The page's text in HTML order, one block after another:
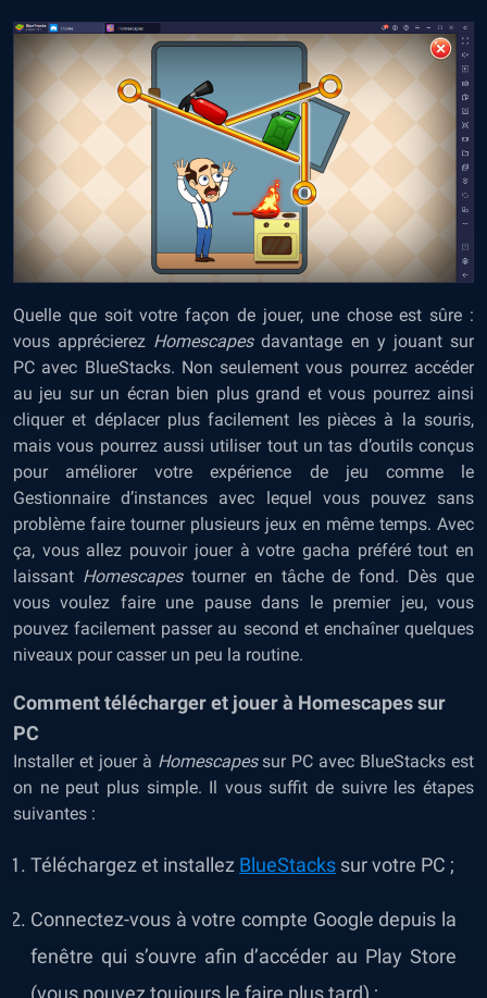
Quelle que soit votre façon de jouer, une chose est sûre :
vous apprécierez Homescapesdavantage en y jouant sur
PC avec BlueStacks. Non seulement vous pourrez accéder
au jeu sur un écran bien plus grand et vous pourrez ainsi
cliquer et déplacer plus facilement les pièces à la souris,
mais vous pourrez aussi utiliser tout un tas d’outils conçus
pour améliorer votre expérience de jeu comme le
Gestionnaire d’instances avec lequel vous pouvez sans
problème faire tourner plusieurs jeux en même temps. Avec
ça, vous allez pouvoir jouer à votre gacha préféré tout en
laissant Homescapestourner en tâche de fond. Dès que
vous voulez faire une pause dans le premier jeu, vous
pouvez facilement passer au second et enchaîner quelques
niveaux pour casser un peu la routine.
Comment télécharger et jouer à Homescapes sur
PC
Installer et jouer à Homescapessur PC avec BlueStacks est
on ne peut plus simple. Il vous suffit de suivre les étapes
suivantes :
Téléchargez et installez BlueStacks sur votre PC ;
Connectez-vous à votre compte Google depuis la
fenêtre qui s’ouvre afin d’accéder au Play Store